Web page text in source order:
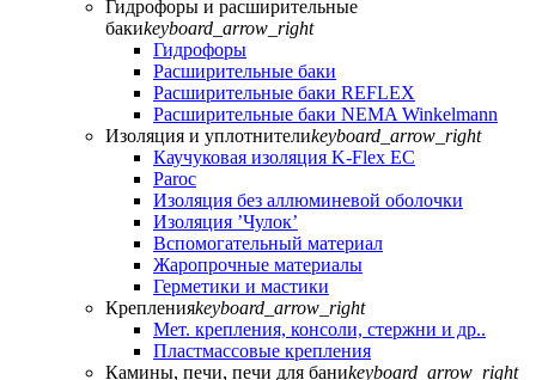
Гидрофоры и расширительные
бакиkeyboard_arrow_right
Гидрофоры
Расширительные баки
Расширительные баки REFLEX
Расширительные баки NEMA Winkelmann
Изоляция и уплотнителиkeyboard_arrow_right
Каучуковая изоляция K-Flex EC
Paroc
Изоляция без аллюминевой оболочки
Изоляция ’Чулок’
Вспомогательный материал
Жаропрочные материалы
Герметики и мастики
Крепленияkeyboard_arrow_right
Мет. крепления, консоли, стержни и др..
Пластмассовые крепления
Камины, печи, печи для баниkeyboard_arrow_right